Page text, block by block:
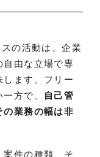
の活動は、企業
自由な立場で専
ます。フリー
方で、
自己管
の業務の幅は非
案件の種類、そ